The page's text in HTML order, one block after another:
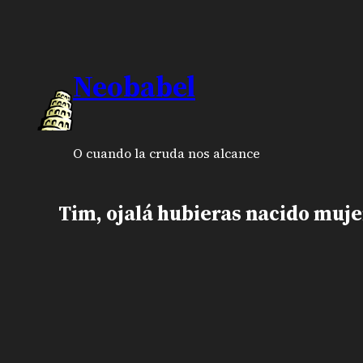
Neobabel
O cuando la cruda nos alcance
Tim, ojalá hubieras nacido